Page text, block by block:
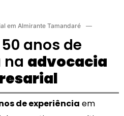
em Almirante Tamandaré
anos de
na advocacia
de experiência em